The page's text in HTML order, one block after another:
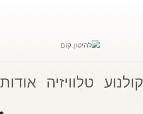
קולנוע טלוויזיה אודות